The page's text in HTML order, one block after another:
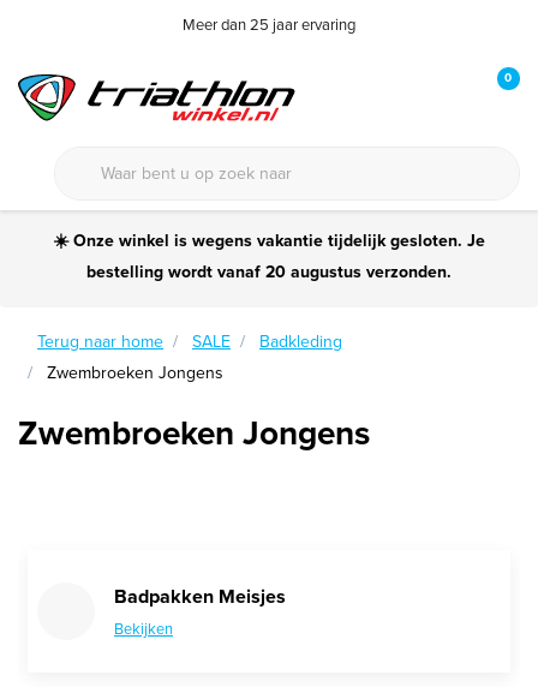
Meer dan 25 jaar ervaring
0
☀️ Onze winkel is wegens vakantie tijdelijk gesloten. Je
bestelling wordt vanaf 20 augustus verzonden.
Terug naar home SALE
Badkleding
Zwembroeken Jongens
Zwembroeken Jongens
Badpakken Meisjes
Bekijken